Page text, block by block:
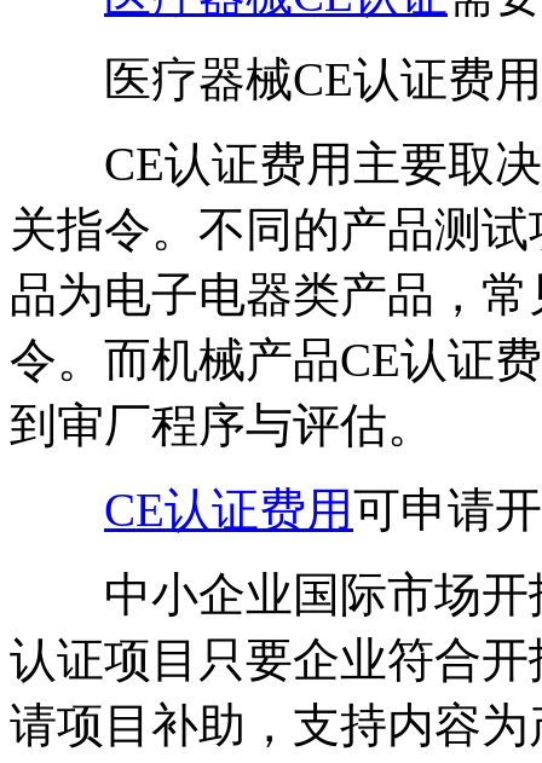
医疗器械CE认证费用
CE认证费用主要取决
关指令。不同的产品测
品为电子电器类产品，
令。而机械产品CE认证
到审厂程序与评估。
CE认证费用可申请
中小企业国际市场开
认证项目只要企业符合
请项目补助，支持内容